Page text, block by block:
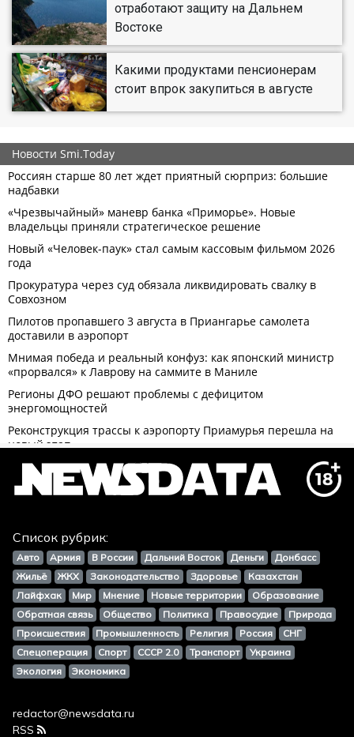
отработают защиту на Дальнем
Востоке
Какими продуктами пенсионерам
стоит впрок закупиться в августе
Список рубрик:
Авто Армия В России Дальний Восток Деньги
Донбасс
Жильё
ЖКХ Законодательство Здоровье
Казахстан
Лайфхак
Мир Мнение Новые территории
Образование
Обратная связь
Общество Политика Правосудие
Природа
Происшествия
Промышленность Религия Россия
СНГ
Спецоперация
Спорт СССР 2.0 Транспорт
Украина
Экология
Экономика
redactor@newsdata.ru
RSS